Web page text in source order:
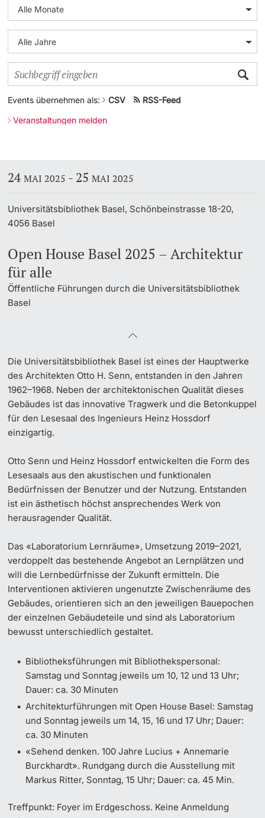
Doktorierende
Dozierende
weitere Informationen
Universität in den Medien
Veranstaltungskalender
Social Media
Podcasts
Ukraine
Weiterbildung
Universität
Veranstaltungen melden
Events übernehmen als: CSV RSS-Feed
24MAI 2025 - 25MAI 2025
Universitätsbibliothek Basel, Schönbeinstrasse 18-20,
4056 Basel
Open House Basel 2025 – Architektur
für alle
Öffentliche Führungen durch die Universitätsbibliothek
Basel
Die Universitätsbibliothek Basel ist eines der Hauptwerke
des Architekten Otto H. Senn, entstanden in den Jahren
1962–1968. Neben der architektonischen Qualität dieses
Gebäudes ist das innovative Tragwerk und die Betonkuppel
für den Lesesaal des Ingenieurs Heinz Hossdorf
einzigartig.
Otto Senn und Heinz Hossdorf entwickelten die Form des
Lesesaals aus den akustischen und funktionalen
Bedürfnissen der Benutzer und der Nutzung. Entstanden
ist ein ästhetisch höchst ansprechendes Werk von
herausragender Qualität.
Das «Laboratorium Lernräume», Umsetzung 2019–2021,
verdoppelt das bestehende Angebot an Lernplätzen und
will die Lernbedürfnisse der Zukunft ermitteln. Die
Interventionen aktivieren ungenutzte Zwischenräume des
Gebäudes, orientieren sich an den jeweiligen Bauepochen
der einzelnen Gebäudeteile und sind als Laboratorium
bewusst unterschiedlich gestaltet.
Bibliotheksführungen mit Bibliothekspersonal:
Samstag und Sonntag jeweils um 10, 12 und 13 Uhr;
Dauer: ca. 30 Minuten
Architekturführungen mit Open House Basel: Samstag
und Sonntag jeweils um 14, 15, 16 und 17 Uhr; Dauer:
ca. 30 Minuten
«Sehend denken. 100 Jahre Lucius + Annemarie
Burckhardt». Rundgang durch die Ausstellung mit
Markus Ritter, Sonntag, 15 Uhr; Dauer: ca. 45 Min.
Treffpunkt: Foyer im Erdgeschoss. Keine Anmeldung